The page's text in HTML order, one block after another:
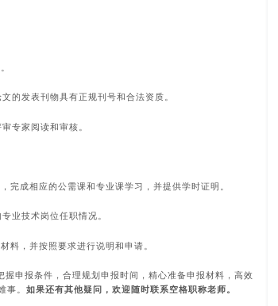
的发表刊物具有正规刊号和合法资质。
专家阅读和审核。
完成相应的公需课和专业课学习，并提供学时证明。
业技术岗位任职情况。
料，并按照要求进行说明和申请。
申报条件，合理规划申报时间，精心准备申报材料，高效
。 如果还有其他疑问，欢迎随时联系空格职称老师。